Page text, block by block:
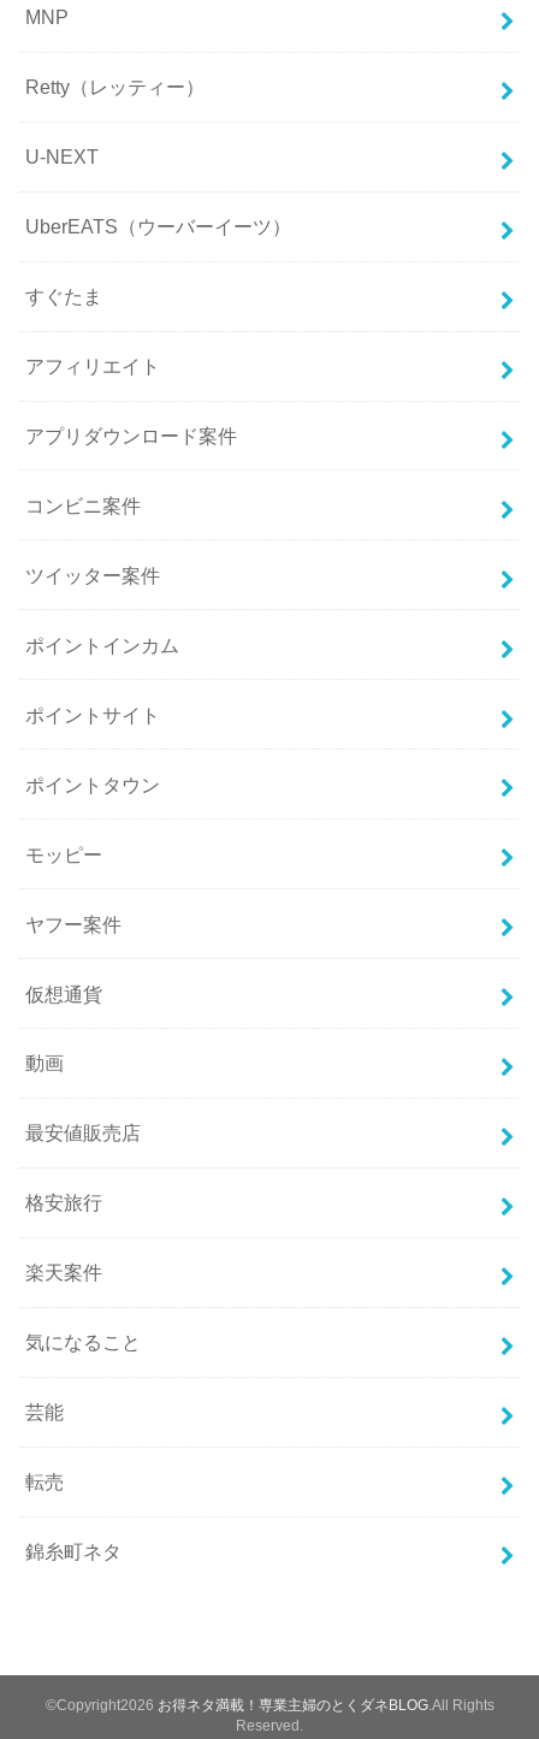
MNP
Retty（レッティー）
U-NEXT
UberEATS（ウーバーイーツ）
すぐたま
アフィリエイト
アプリダウンロード案件
コンビニ案件
ツイッター案件
ポイントインカム
ポイントサイト
ポイントタウン
モッピー
ヤフー案件
仮想通貨
動画
最安値販売店
格安旅行
楽天案件
気になること
芸能
転売
錦糸町ネタ
©Copyright2026 お得ネタ満載！専業主婦のとくダネBLOG.All Rights
Reserved.